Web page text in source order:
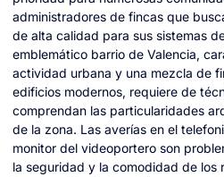
administradores de fincas que
de alta calidad para sus sistemas
emblemático barrio de Valencia,
actividad urbana y una mezcla de
edificios modernos, requiere de
comprendan las particularidades
de la zona. Las averías en el
monitor del videoportero son
la seguridad y la comodidad de los